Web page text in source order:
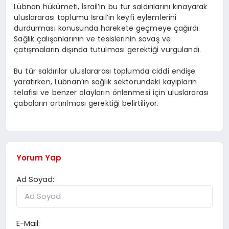
Lübnan hükümeti, İsrail’in bu tür saldırılarını kınayarak
uluslararası toplumu İsrail’in keyfi eylemlerini
durdurması konusunda harekete geçmeye çağırdı.
Sağlık çalışanlarının ve tesislerinin savaş ve
çatışmaların dışında tutulması gerektiği vurgulandı.
Bu tür saldırılar uluslararası toplumda ciddi endişe
yaratırken, Lübnan’ın sağlık sektöründeki kayıpların
telafisi ve benzer olayların önlenmesi için uluslararası
çabaların artırılması gerektiği belirtiliyor.
Yorum Yap
Ad Soyad:
E-Mail: